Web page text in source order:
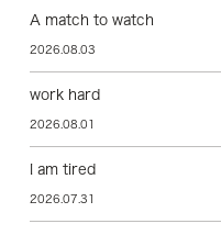
A match to watch
2026.08.03
work hard
2026.08.01
I am tired
2026.07.31